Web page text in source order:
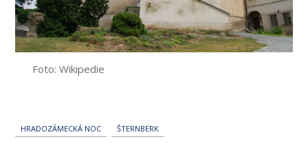
Foto: Wikipedie
HRADOZÁMECKÁ NOC ŠTERNBERK